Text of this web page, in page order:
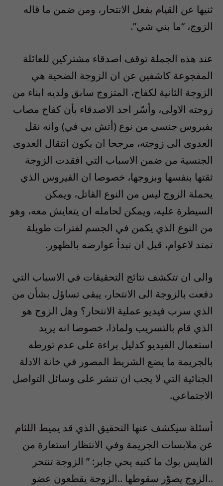
ثنيها عن القيام بفعل الانتحار، ومن ضمن ما قاله
الزوج، “ما بني شي”.
عند هذه الجملة توقف اصدقاء مشتركين للعائلة
المفجوعة كاشفين عن ان الزوجة الضحية هي
الزوجة الثانية لكفاح، المتزوج سابق ولديه ابناء من
زوجته الاولى، وأسّر احد الاصدقاء بأن كفاح مصاب
بفيروس جنسي من نوع (أتش بي في) وانه نقل
العدوى الى زوجته، مرجحا ان يكون انتقال العدوى
الجنسية من ضمن الاسباب التي افقدت الزوجة
ثقتها بنفسها وبزوجها، خصوصا ان الفيروس الذي
يحملة الزوج ليس من النوع القاتل، ويمكن
السيطرة عليه، ويمكن لحامله ان يتعايش معه، وهو
من النوع الذي يكمن في الجسم لفترات طويلة
تمتد لاعوام، قبل ان تبدأ عوارضه بالظهور.
والى ان تتكشف نتائج التحقيقات في الاسباب التي
دفعت بالزوجة الى الانتحار، يبقى تساؤل بشأن من
الذي سرب فيديو عملية الانتحار؟ وهل الزوج هو
الذي قام بالتسريب ولماذا، خصوصا انه يريد
استعمال الفيديو كدليل براءة على عدم تورطه
بالجريمة ما يضع الشريط المصور في خانة الادلة
الجنائية التي لا يجب ان تنشر على وسائل التواصل
الاجتماعي.
أسئلة سيكشف عنها التحقيق الذي قد يميط اللثام
عن ملابسات الجريمة وفي الانتظار استعارة من
الفايس بوك ما كتبه يحي جابر: ” الزوجة تنتحر
..الزوج يصوّر سقوطها ..الزوجة يقطعون عضو